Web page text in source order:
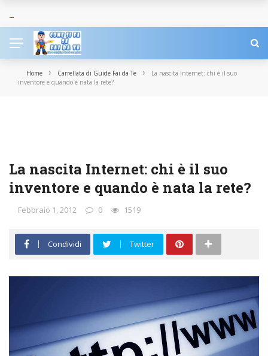
Home › Carrellata di Guide Fai da Te ›
La nascita Internet: chi è il suo
inventore e quando è nata la rete?
La nascita Internet: chi è il suo
inventore e quando è nata la rete?
Febbraio 1, 2012 0 1519
Condividi Twitter